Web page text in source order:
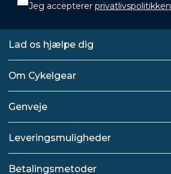
Jeg accepterer privatlivspolitikken
Lad os hjælpe dig
Om Cykelgear
Genveje
Leveringsmuligheder
Betalingsmetoder